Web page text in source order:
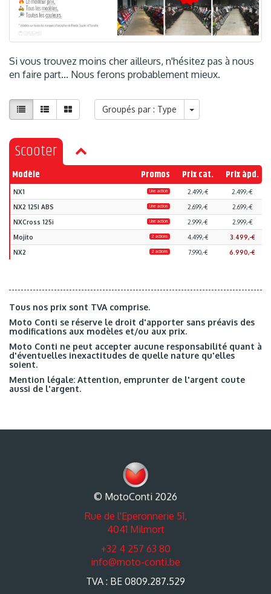
Si vous trouvez moins cher ailleurs, n'hésitez pas à nous
en faire part... Nous ferons probablement mieux.
Groupés par : Type
Scooter
Modèle Promos Prix cat. Prix àpd.
NX1 Une action 2.499,-€ 2.499,-€
NX2 125I ABS Une action 2.699,-€ 2.699,-€
NXCross 125i Une action 2.999,-€ 2.999,-€
Mojito 2 actions 4.499,-€ 3.499,-€
NX2 2 actions 7.990,-€ 6.990,-€
Tous nos prix sont TVA comprise.
Moto Conti se réserve le droit d'apporter sans préavis des
modifications aux modèles et/ou aux prix.
Moto Conti ne peut accepter aucune responsabilité quant à
d'éventuelles inexactitudes de quelle nature qu'elles
soient.
Mention légale: Attention, emprunter de l'argent coute
aussi de l'argent.
© MotoConti 2026
Rue de l'Eperonnerie 51,
4041 Milmort
+32 4 257 63 80
info@moto-conti.be
TVA : BE 0809.287.529